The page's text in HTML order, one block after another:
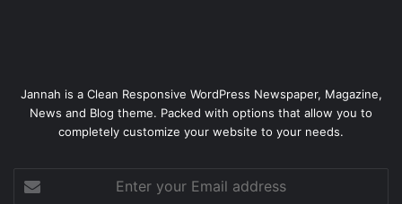
Jannah is a Clean Responsive WordPress Newspaper, Magazine,
News and Blog theme. Packed with options that allow you to
completely customize your website to your needs.
your